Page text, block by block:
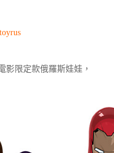
影限定款俄羅斯娃娃，